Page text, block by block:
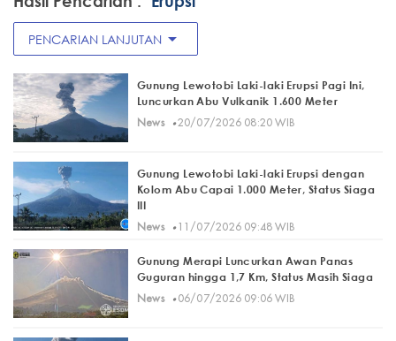
PENCARIAN LANJUTAN arrow_drop_down
Gunung Lewotobi Laki-laki Erupsi Pagi Ini,
Luncurkan Abu Vulkanik 1.600 Meter
News· 20/07/2026 08:20 WIB
Gunung Lewotobi Laki-laki Erupsi dengan
Kolom Abu Capai 1.000 Meter, Status Siaga
III
News· 11/07/2026 09:48 WIB
Gunung Merapi Luncurkan Awan Panas
Guguran hingga 1,7 Km, Status Masih Siaga
News· 06/07/2026 09:06 WIB